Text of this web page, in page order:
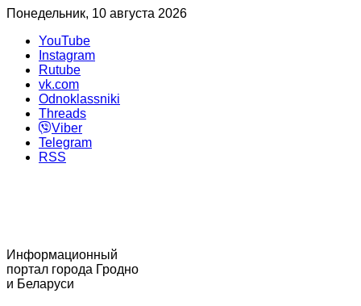
Понедельник, 10 августа 2026
YouTube
Instagram
Rutube
vk.com
Odnoklassniki
Threads
Viber
Telegram
RSS
Информационный
портал города Гродно
и Беларуси